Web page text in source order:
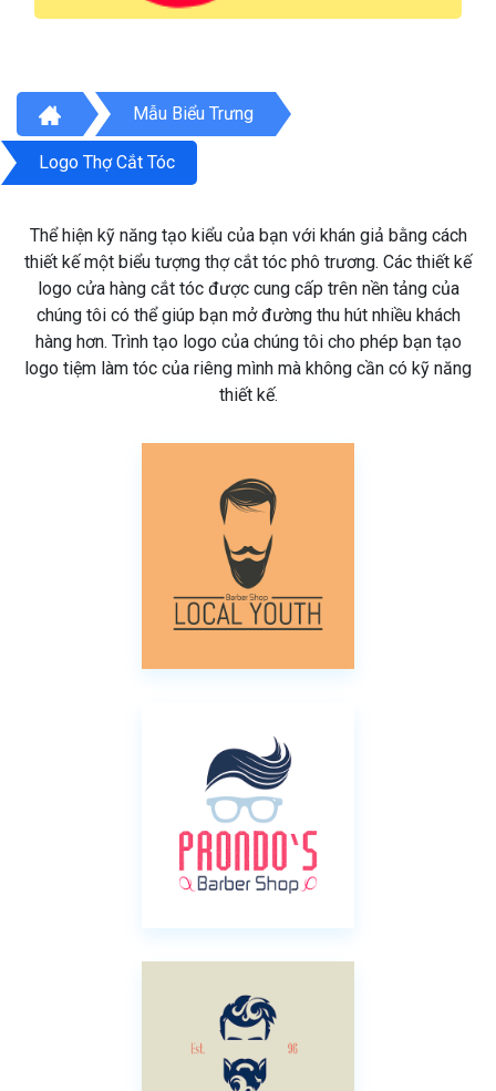
Mẫu Biểu Trưng
Logo Thợ Cắt Tóc
Thể hiện kỹ năng tạo kiểu của bạn với khán giả bằng cách
thiết kế một biểu tượng thợ cắt tóc phô trương. Các thiết kế
logo cửa hàng cắt tóc được cung cấp trên nền tảng của
chúng tôi có thể giúp bạn mở đường thu hút nhiều khách
hàng hơn. Trình tạo logo của chúng tôi cho phép bạn tạo
logo tiệm làm tóc của riêng mình mà không cần có kỹ năng
thiết kế.